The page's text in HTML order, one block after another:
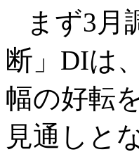
まず3月
断」DIは
幅の好転
見通しと